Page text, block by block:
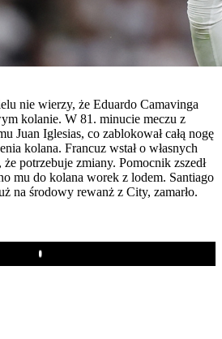
nie wierzy, że Eduardo Camavinga
kolanie. W 81. minucie meczu z
Juan Iglesias, co zablokował całą nogę
kolana. Francuz wstał o własnych
że potrzebuje zmiany. Pomocnik zszedł
mu do kolana worek z lodem. Santiago
na środowy rewanż z City, zamarło.
Play